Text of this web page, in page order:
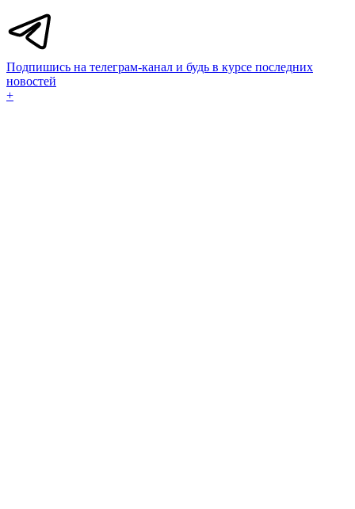
Подпишись на телеграм-канал и будь в курсе последних
новостей
+